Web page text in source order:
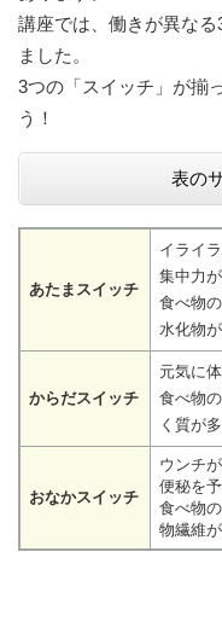
講座では、働きが異な
ました。
3つの「スイッチ」が揃
う！
表の
あたまスイッチ
イライ
集中力
食べ物
水化物
からだスイッチ
元気に
食べ物
く質が
おなかスイッチ
ウンチ
便秘を予
食べ物
物繊維